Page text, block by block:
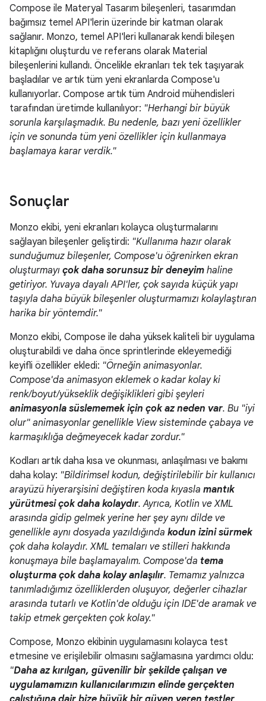
Compose ile Materyal Tasarım bileşenleri, tasarımdan
bağımsız temel API'lerin üzerinde bir katman olarak
sağlanır. Monzo, temel API'leri kullanarak kendi bileşen
kitaplığını oluşturdu ve referans olarak Material
bileşenlerini kullandı. Öncelikle ekranları tek tek taşıyarak
başladılar ve artık tüm yeni ekranlarda Compose'u
kullanıyorlar. Compose artık tüm Android mühendisleri
tarafından üretimde kullanılıyor: "Herhangi bir büyük
sorunla karşılaşmadık. Bu nedenle, bazı yeni özellikler
için ve sonunda tüm yeni özellikler için kullanmaya
başlamaya karar verdik."
Sonuçlar
Monzo ekibi, yeni ekranları kolayca oluşturmalarını
sağlayan bileşenler geliştirdi: "Kullanıma hazır olarak
sunduğumuz bileşenler, Compose'u öğrenirken ekran
oluşturmayı çok daha sorunsuz bir deneyim haline
getiriyor. Yuvaya dayalı API'ler, çok sayıda küçük yapı
taşıyla daha büyük bileşenler oluşturmamızı kolaylaştıran
harika bir yöntemdir."
Monzo ekibi, Compose ile daha yüksek kaliteli bir uygulama
oluşturabildi ve daha önce sprintlerinde ekleyemediği
keyifli özellikler ekledi: "Örneğin animasyonlar.
Compose'da animasyon eklemek o kadar kolay ki
renk/boyut/yükseklik değişiklikleri gibi şeyleri
animasyonla süslememek için çok az neden var. Bu "iyi
olur" animasyonlar genellikle View sisteminde çabaya ve
karmaşıklığa değmeyecek kadar zordur."
Kodları artık daha kısa ve okunması, anlaşılması ve bakımı
daha kolay: "Bildirimsel kodun, değiştirilebilir bir kullanıcı
arayüzü hiyerarşisini değiştiren koda kıyasla mantık
yürütmesi çok daha kolaydır. Ayrıca, Kotlin ve XML
arasında gidip gelmek yerine her şey aynı dilde ve
genellikle aynı dosyada yazıldığında kodun izini sürmek
çok daha kolaydır. XML temaları ve stilleri hakkında
konuşmaya bile başlamayalım. Compose'da tema
oluşturma çok daha kolay anlaşılır. Temamız yalnızca
tanımladığımız özelliklerden oluşuyor, değerler cihazlar
arasında tutarlı ve Kotlin'de olduğu için IDE'de aramak ve
takip etmek gerçekten çok kolay."
Compose, Monzo ekibinin uygulamasını kolayca test
etmesine ve erişilebilir olmasını sağlamasına yardımcı oldu:
"Daha az kırılgan, güvenilir bir şekilde çalışan ve
uygulamamızın kullanıcılarımızın elinde gerçekten